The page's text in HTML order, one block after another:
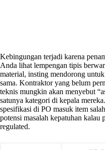
Kebingungan terjadi karena
Anda lihat lempengan tipis
material, insting mendorong
sama. Kontraktor yang belum
teknis mungkin akan menyebut
satunya kategori di kepala
spesifikasi di PO masuk item
potensi masalah kepatuhan kalau
regulated.